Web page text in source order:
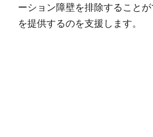
ーション障壁を排除すること
を提供するのを支援します。